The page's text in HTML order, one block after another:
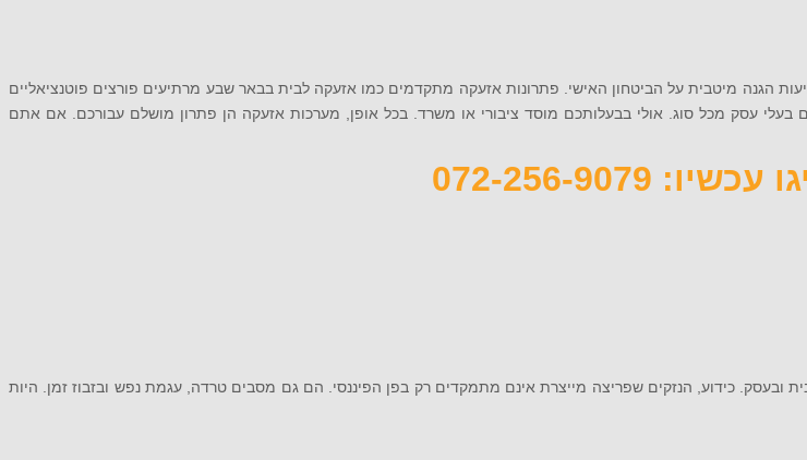
הגנה מיטבית על הביטחון האישי. פתרונות אזעקה מתקדמים כמו אזעקה לבית בבאר שבע מרתיעים פורצים פוטנציאליים
עסק מכל סוג. אולי בבעלותכם מוסד ציבורי או משרד. בכל אופן, מערכות אזעקה הן פתרון מושלם עבורכם. אם אתם
072-256-9079
כידוע, הנזקים שפריצה מייצרת אינם מתמקדים רק בפן הפיננסי. הם גם מסבים טרדה, עגמת נפש ובזבוז זמן. היות